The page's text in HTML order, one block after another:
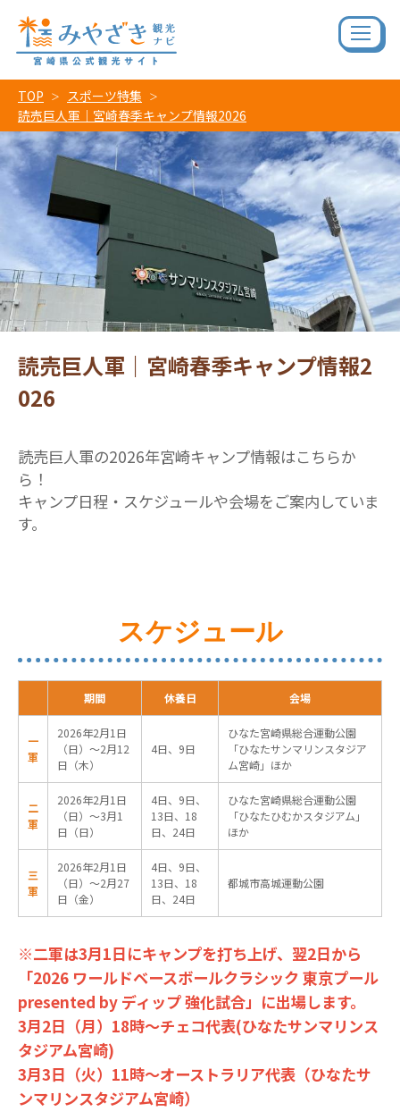
TOP
スポーツ特集
読売巨人軍｜宮崎春季キャンプ情報2026
読売巨人軍｜宮崎春季キャンプ情報2
026
読売巨人軍の2026年宮崎キャンプ情報はこちらか
ら！
キャンプ日程・スケジュールや会場をご案内していま
す。
スケジュール
期間 休養日 会場
一
軍
2026年2月1日
（日）～2月12
日（木）
4日、9日
ひなた宮崎県総合運動公園
「ひなたサンマリンスタジア
ム宮崎」ほか
二
軍
2026年2月1日
（日）～3月1
日（日）
4日、9日、
13日、18
日、24日
ひなた宮崎県総合運動公園
「ひなたひむかスタジアム」
ほか
三
軍
2026年2月1日
（日）～2月27
日（金）
4日、9日、
13日、18
日、24日
都城市高城運動公園
※二軍は3月1日にキャンプを打ち上げ、翌2日から
「2026 ワールドベースボールクラシック 東京プール
presented by ディップ 強化試合」に出場します。
3月2日（月）18時～チェコ代表(ひなたサンマリンス
タジアム宮崎)
3月3日（火）11時～オーストラリア代表（ひなたサ
ンマリンスタジアム宮崎）